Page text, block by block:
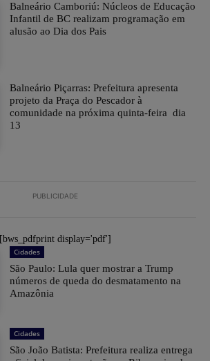
Balneário Camboriú: Núcleos de Educação
Infantil de BC realizam programação em
alusão ao Dia dos Pais
Balneário Piçarras: Prefeitura apresenta
projeto da Praça do Pescador à
comunidade na próxima quinta-feira dia
13
PUBLICIDADE
[bws_pdfprint display='pdf']
Cidades
São Paulo: Lula quer mostrar a Trump
números de queda do desmatamento na
Amazônia
Cidades
São João Batista: Prefeitura realiza entrega